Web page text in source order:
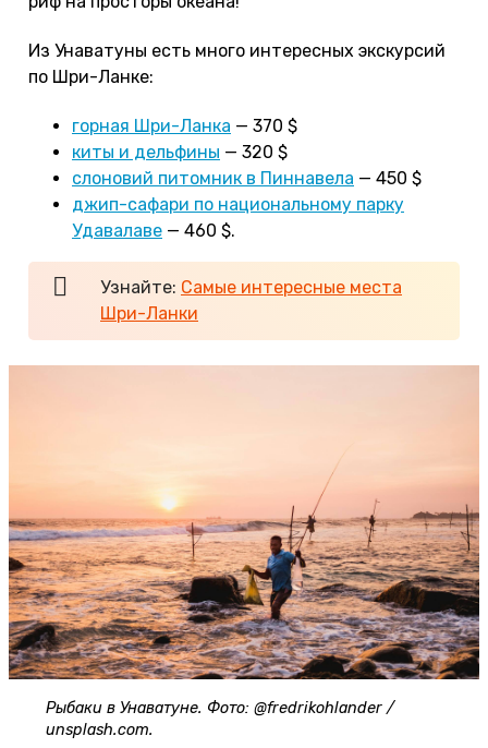
Из Унаватуны есть много интересных экскурсий
по Шри-Ланке:
горная Шри-Ланка — 370 $
киты и дельфины — 320 $
слоновий питомник в Пиннавела — 450 $
джип-сафари по национальному парку
Удавалаве — 460 $.
Узнайте: Самые интересные места
Шри-Ланки
Рыбаки в Унаватуне. Фото: @fredrikohlander /
unsplash.com.